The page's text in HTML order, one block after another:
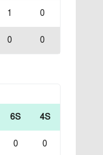
1 0
0 0
6S 4S
0 0